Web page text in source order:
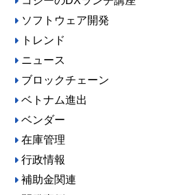
ソフトウェア開発
トレンド
ニュース
ブロックチェーン
ベトナム進出
ベンダー
在庫管理
行政情報
補助金関連